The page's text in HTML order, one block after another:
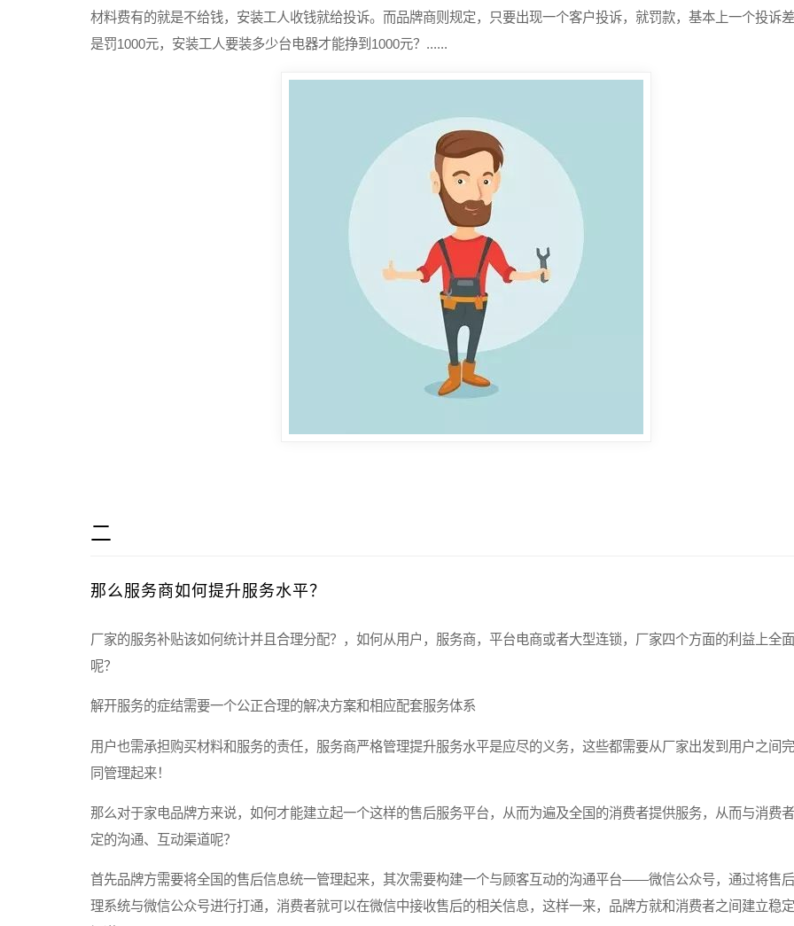
材料费有的就是不给钱，安装工人收钱就给投诉。而品牌商则规定，只要出现一个客户投诉，就罚款，基本上一个投诉
是罚1000元，安装工人要装多少台电器才能挣到1000元？......
二
那么服务商如何提升服务水平？
厂家的服务补贴该如何统计并且合理分配？，如何从用户，服务商，平台电商或者大型连锁，厂家四个方面的利益上全
呢？
解开服务的症结需要一个公正合理的解决方案和相应配套服务体系
用户也需承担购买材料和服务的责任，服务商严格管理提升服务水平是应尽的义务，这些都需要从厂家出发到用户之间
同管理起来！
那么对于家电品牌方来说，如何才能建立起一个这样的售后服务平台，从而为遍及全国的消费者提供服务，从而与消费
定的沟通、互动渠道呢？
首先品牌方需要将全国的售后信息统一管理起来，其次需要构建一个与顾客互动的沟通平台——微信公众号，通过将售
理系统与微信公众号进行打通，消费者就可以在微信中接收售后的相关信息，这样一来，品牌方就和消费者之间建立稳